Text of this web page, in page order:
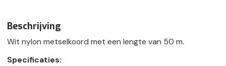
Beschrijving
Wit nylon metselkoord met een lengte van 50 m.
Specificaties: